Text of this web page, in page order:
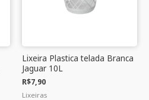
Lixeira Plastica telada Branca
Jaguar 10L
R$7,90
Lixeiras